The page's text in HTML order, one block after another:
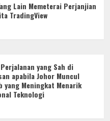
Lain Memeterai Perjanjian
TradingView
yang Sah di
apabila Johor Muncul
yang Meningkat Menarik
Teknologi